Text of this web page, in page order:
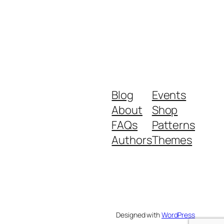
Blog
About
FAQs
Authors
Events
Shop
Patterns
Themes
Designed withWordPress